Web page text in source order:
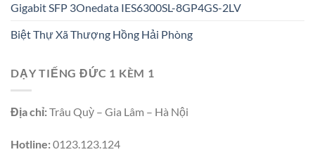
Gigabit SFP 3Onedata IES6300SL-8GP4GS-2LV
Biệt Thự Xã Thượng Hồng Hải Phòng
DẠY TIẾNG ĐỨC 1 KÈM 1
Địa chỉ:Trâu Quỳ – Gia Lâm – Hà Nội
Hotline:0123.123.124